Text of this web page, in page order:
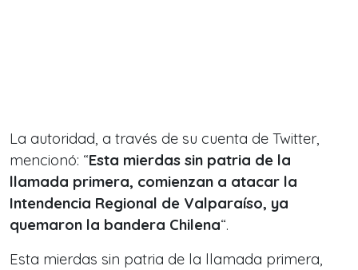
La autoridad, a través de su cuenta de Twitter,
mencionó: “Esta mierdas sin patria de la
llamada primera, comienzan a atacar la
Intendencia Regional de Valparaíso, ya
quemaron la bandera Chilena“.
Esta mierdas sin patria de la llamada primera,